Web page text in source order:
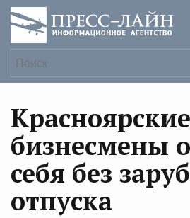
Красноярские
бизнесмены
себя без
отпуска